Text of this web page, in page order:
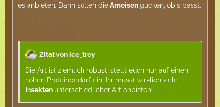
es anbieten. Dann sollen die Ameisen gucken, ob's passt.
Zitat von ice_trey
Die Art ist ziemlich robust, stellt euch nur auf einen
hohen Proteinbedarf ein. Ihr müsst wirklich viele
Insekten unterschiedlicher Art anbieten.